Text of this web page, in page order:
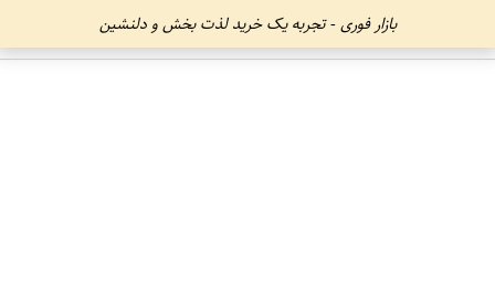
بازار فوری - تجربه یک خرید لذت بخش و دلنشین